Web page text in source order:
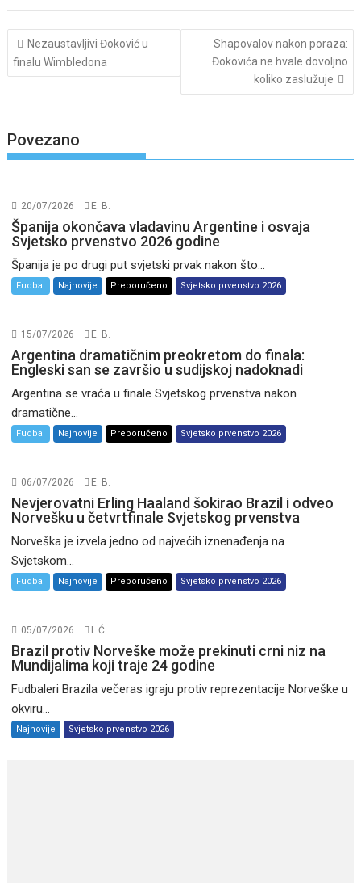
Post
navigation
Nezaustavljivi Đoković u
finalu Wimbledona
Shapovalov nakon poraza:
Đokovića ne hvale dovoljno
koliko zaslužuje
Povezano
20/07/2026 E. B.
Španija okončava vladavinu Argentine i osvaja
Svjetsko prvenstvo 2026 godine
Španija je po drugi put svjetski prvak nakon što...
Fudbal Najnovije Preporučeno Svjetsko prvenstvo 2026
15/07/2026 E. B.
Argentina dramatičnim preokretom do finala:
Engleski san se završio u sudijskoj nadoknadi
Argentina se vraća u finale Svjetskog prvenstva nakon
dramatične...
Fudbal Najnovije Preporučeno Svjetsko prvenstvo 2026
06/07/2026 E. B.
Nevjerovatni Erling Haaland šokirao Brazil i odveo
Norvešku u četvrtfinale Svjetskog prvenstva
Norveška je izvela jedno od najvećih iznenađenja na
Svjetskom...
Fudbal Najnovije Preporučeno Svjetsko prvenstvo 2026
05/07/2026 I. Ć.
Brazil protiv Norveške može prekinuti crni niz na
Mundijalima koji traje 24 godine
Fudbaleri Brazila večeras igraju protiv reprezentacije Norveške u
okviru...
Najnovije Svjetsko prvenstvo 2026